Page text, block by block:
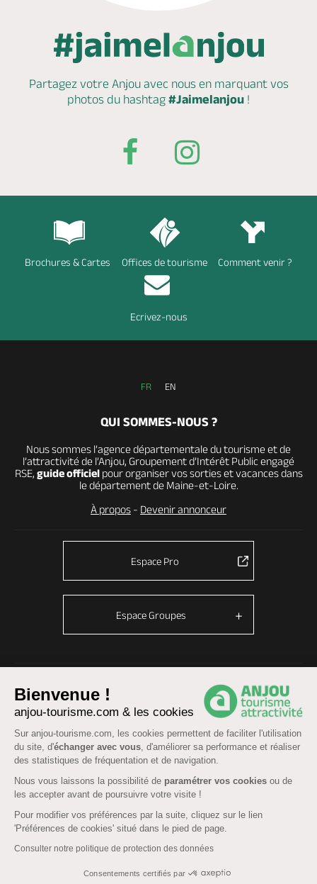
Bienvenue !
anjou-tourisme.com & les cookies
Sur anjou-tourisme.com, les cookies permettent de faciliter l'utilisation
du site, d'échanger avec vous, d'améliorer sa performance et réaliser
des statistiques de fréquentation et de navigation.
Nous vous laissons la possibilité de paramétrer vos cookies ou de
les accepter avant de poursuivre votre visite !
Pour modifier vos préférences par la suite, cliquez sur le lien
'Préférences de cookies' situé dans le pied de page.
Consulter notre politique de protection des données
Consentements certifiés par
Partagez votre Anjou avec nous en marquantvos
photos du hashtag #Jaimelanjou !
Brochures & Cartes Offices de tourisme Comment venir ?
Ecrivez-nous
FR EN
QUI SOMMES-NOUS ?
Nous sommes l’agence départementale du tourisme et de
l’attractivité de l’Anjou, Groupement d’Intérêt Public engagé
RSE, guide officielpour organiser vos sorties et vacances dans
le département de Maine-et-Loire.
À propos - Devenir annonceur
Espace Pro
Espace Groupes
Mentions légales Données personnelles-Cookies
Accessibilité : partiellement conforme